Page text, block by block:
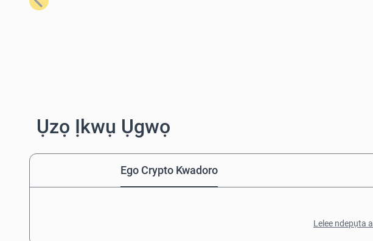
Nke gara aga
Ụzọ Ịkwụ Ụgwọ
Ego Crypto Kwadoro
Lelee ndepụta